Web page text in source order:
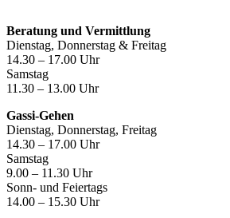
Beratung und Vermittlung
Dienstag, Donnerstag & Freitag
14.30 – 17.00 Uhr
Samstag
11.30 – 13.00 Uhr
Gassi-Gehen
Dienstag, Donnerstag, Freitag
14.30 – 17.00 Uhr
Samstag
9.00 – 11.30 Uhr
Sonn- und Feiertags
14.00 – 15.30 Uhr